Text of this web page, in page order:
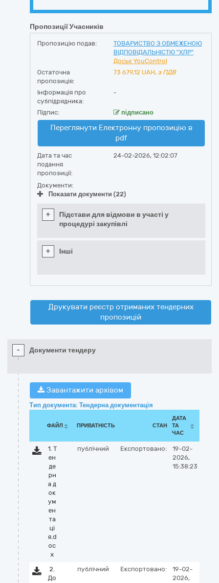
Пропозиції Учасників
Пропозицію подав:
ТОВАРИСТВО З ОБМЕЖЕНОЮ
ВІДПОВІДАЛЬНІСТЮ "ХЛР"
Досьє YouControl
Остаточна
пропозиція:
73 679,12 UAH, з ПДВ
Інформація про
субпідрядника:
-
Підпис: підписано
Переглянути Електронну пропозицію в
pdf
Дата та час
подання
пропозиції:
24-02-2026, 12:02:07
Документи:
Показати документи (22)
+
Підстави для відмови в участі у
процедурі закупівлі
+ Інші
Друкувати реєстр отриманих тендерних
пропозицій
- Документи тендеру
Завантажити архівом
Тип документа: Тендерна документація
ФАЙЛ ПРИВАТНІСТЬ СТАН
ДАТА
ТА
ЧАС
1. Т
ен
де
рн
а д
ок
ум
ен
та
цi
я.d
oc
x
публічний Експортовано:
19-02-
2026,
15:38:23
2.
До
публічний Експортовано:
19-02-
2026,